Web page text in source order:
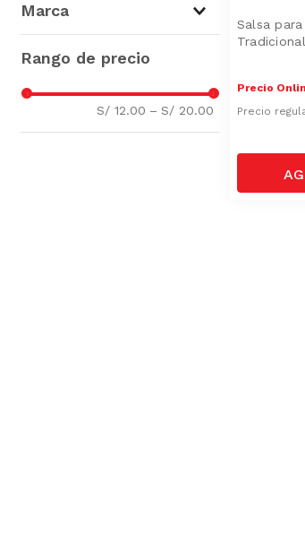
(2)
Marca
S/ 12.00 – S/ 20.00
Salsa
Precio
Precio